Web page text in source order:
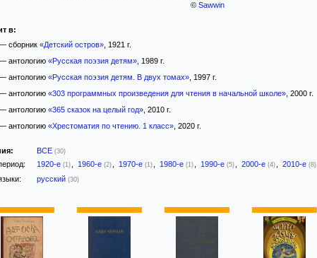
© Sawwin
в:
сборник «Детский остров», 1921 г.
антологию «Русская поэзия детям», 1989 г.
антологию «Русская поэзия детям. В двух томах», 1997 г.
антологию «303 программных произведения для чтения в начальной школе», 2000 г.
антологию «365 сказок на целый год», 2010 г.
антологию «Хрестоматия по чтению. 1 класс», 2020 г.
ВСЕ (30)
1920-е (1) 1960-е (2) 1970-е (1) 1980-е (1) 1990-е (5) 2000-е (4) 2010-е (8)
русский (30)